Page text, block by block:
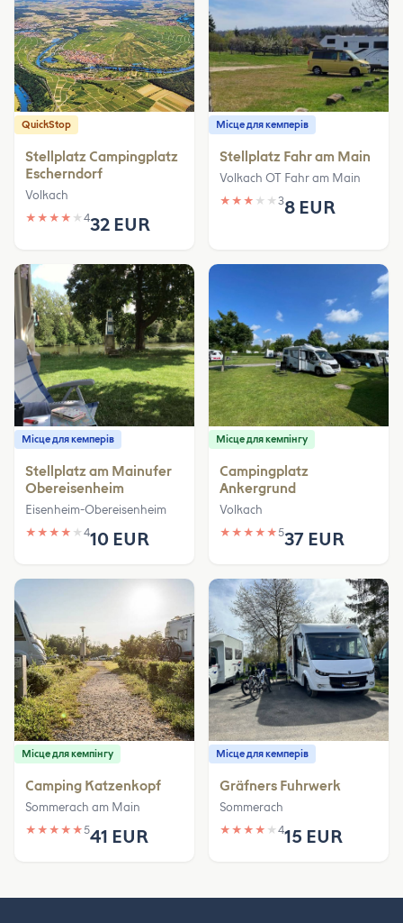
QuickStop
Stellplatz Campingplatz
Escherndorf
Volkach
★ ★ ★ ★ ★ 432 EUR
Місце для кемперів
Stellplatz Fahr am Main
Volkach OT Fahr am Main
★ ★ ★ ★ ★ 38 EUR
Місце для кемперів
Stellplatz am Mainufer
Obereisenheim
Eisenheim-Obereisenheim
★ ★ ★ ★ ★ 410 EUR
Місце для кемпінгу
Campingplatz
Ankergrund
Volkach
★ ★ ★ ★ ★537 EUR
Місце для кемпінгу
Camping Katzenkopf
Sommerach am Main
★ ★ ★ ★ ★541 EUR
Місце для кемперів
Gräfners Fuhrwerk
Sommerach
★ ★ ★ ★ ★ 415 EUR